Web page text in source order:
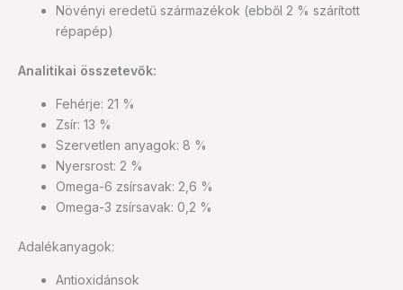
Növényi eredetű származékok (ebből 2 % szárított
répapép)
Analitikai összetevők:
Fehérje: 21 %
Zsír: 13 %
Szervetlen anyagok: 8 %
Nyersrost: 2 %
Omega-6 zsírsavak: 2,6 %
Omega-3 zsírsavak: 0,2 %
Adalékanyagok:
Antioxidánsok